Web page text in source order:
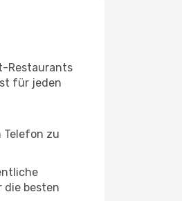
Restaurants
für jeden
Telefon zu
die besten